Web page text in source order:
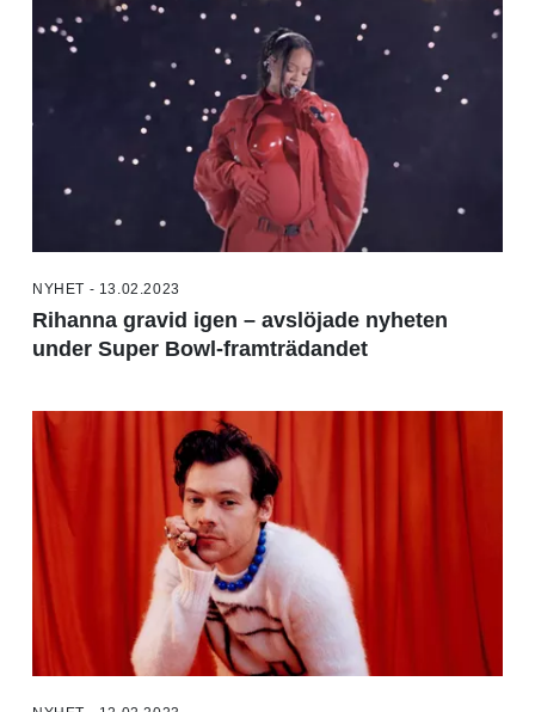
NYHET - 13.02.2023
Rihanna gravid igen – avslöjade nyheten
under Super Bowl-framträdandet